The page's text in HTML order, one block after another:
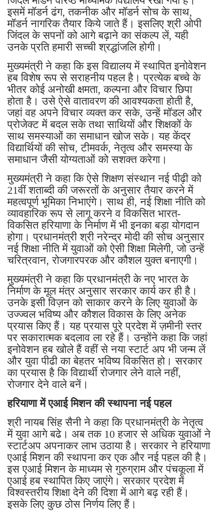
इसमें मॉडर्न ढंग, तकनीक और मॉडर्न सोच के साथ,
मॉडर्न नागरिक तैयार किये जाते हैं। इसलिए श्री ओपी
जिंदल के सपनों को आगे बढ़ाने का संकल्प लें, यही
उनके प्रति हमारी सच्ची श्रद्धांजलि होगी।
मुख्यमंत्री ने कहा कि इस विद्यालय में स्थापित इनोवेशन
हब विशेष रूप से सराहनीय पहल है। प्रत्येक बच्चे के
भीतर कोई अनोखी क्षमता, कल्पना और विचार छिपा
होता है। उसे ऐसे वातावरण की आवश्यकता होती है,
जहां वह अपने विचार व्यक्त कर सके, उन्हें मॉडल और
प्रोजेक्ट में बदल सके तथा साथियों और शिक्षकों के
साथ समस्याओं का समाधान खोज सके। यह केंद्र
विद्यार्थियों की सोच, टीमवर्क, नेतृत्व और समस्या के
समाधान जैसी योग्यताओं को सशक्त करेगा।
मुख्यमंत्री ने कहा कि ऐसे शिक्षण संस्थान नई पीढ़ी को
21वीं शताब्दी की जरूरतों के अनुसार तैयार करने में
महत्वपूर्ण भूमिका निभाएंगे। साथ ही, नई शिक्षा नीति को
व्यावहारिक रूप से लागू करने व विकसित भारत-
विकसित हरियाणा के निर्माण में भी इनका बड़ा योगदान
होगा। प्रधानमंत्री श्री नरेन्द्र मोदी की सोच अनुसार
नई शिक्षा नीति में युवाओं को ऐसी शिक्षा मिलेगी, जो उन्हें
चरित्रवान, रोजगारपरक और कौशल युक्त बनाएगी।
मुख्यमंत्री ने कहा कि प्रधानमंत्री के नए भारत के
निर्माण के मूल मंत्र अनुसार सरकार कार्य कर ही है।
उनके इसी विज़न को साकार करने के लिए युवाओं के
उज्ज्वल भविष्य और कौशल विकास के लिए अनेक
प्रयास किए हैं। यह प्रयास पूरे प्रदेश में ज़मीनी स्तर
पर सकारात्मक बदलाव ला रहे हैं। उन्होंने कहा कि जहां
इनोवेशन हब खोले हैं वहीं से नया स्टार्ट अप भी जन्म लें
और युवा पीढी का बेहतर भविष्य विकसित हो। सरकार
का प्रयास है कि विद्यार्थी रोजगार लेने वाले नहीं,
रोजगार देने वाले बनें।
हरियाणा में एआई मिशन की स्थापना नई पहल
श्री नायब सिंह सैनी ने कहा कि प्रधानमंत्री के नेतृत्व
में युवा आगे बढे। अब तक 10 हजार से अधिक युवाओं ने
स्टार्टअप अपनाकर लाभ उठाया है। सरकार ने हरियाणा
एआई मिशन की स्थापना कर एक और नई पहल की है।
इस एआई मिशन के माध्यम से गुरुग्राम और पंचकूला में
एआई हब स्थापित किए जाएंगे। सरकार प्रदेश में
विश्वस्तरीय शिक्षा देने की दिशा में आगे बढ़ रही हैं।
इसके लिए कुछ ठोस निर्णय लिए हैं।